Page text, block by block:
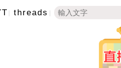
threads